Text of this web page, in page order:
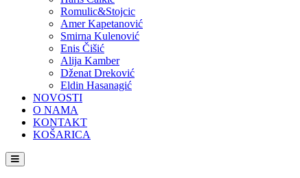
Romulic&Stojcic
Amer Kapetanović
Smirna Kulenović
Enis Čišić
Alija Kamber
Dženat Dreković
Eldin Hasanagić
NOVOSTI
O NAMA
KONTAKT
KOŠARICA